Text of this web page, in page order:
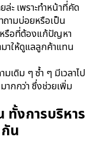
ะ เพราะทำหน้าที่คัด
ามบ่อยหรือเป็น
หรือที่ต้องแก้ปัญหา
าให้ดูแลลูกค้าแทน
เดิม ๆ ซ้ำ ๆ มีเวลาไป
กกว่า ซึ่งช่วยเพิ่ม
ทั้งการบริหาร
น